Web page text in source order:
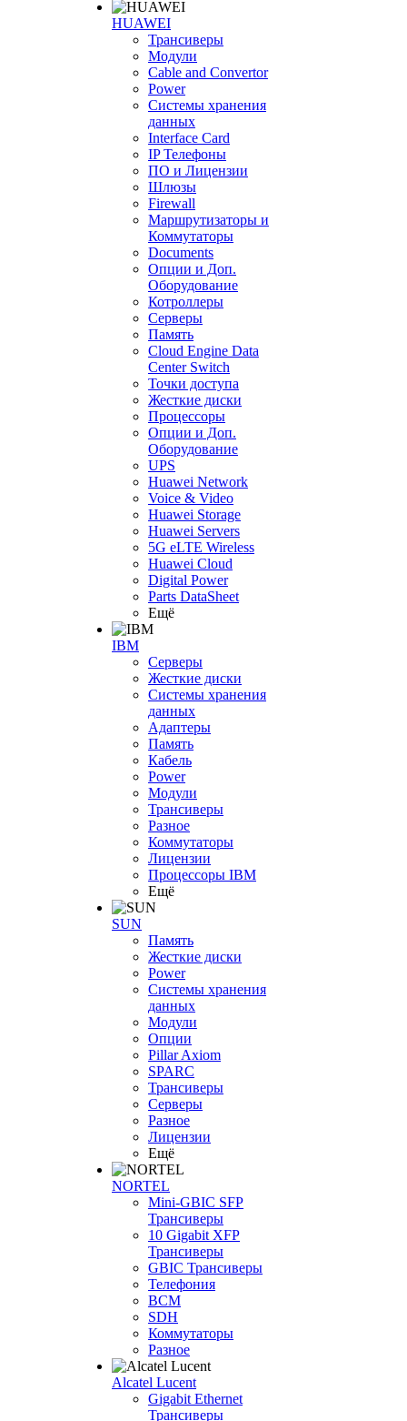
HUAWEI
Трансиверы
Модули
Cable and Convertor
Power
Системы хранения
данных
Interface Card
IP Телефоны
ПО и Лицензии
Шлюзы
Firewall
Маршрутизаторы и
Коммутаторы
Documents
Опции и Доп.
Оборудование
Котроллеры
Серверы
Память
Cloud Engine Data
Center Switch
Точки доступа
Жесткие диски
Процессоры
Опции и Доп.
Оборудование
UPS
Huawei Network
Voice & Video
Huawei Storage
Huawei Servers
5G eLTE Wireless
Huawei Cloud
Digital Power
Parts DataSheet
Ещё
IBM
Серверы
Жесткие диски
Системы хранения
данных
Адаптеры
Память
Кабель
Power
Модули
Трансиверы
Разное
Коммутаторы
Лицензии
Процессоры IBM
Ещё
SUN
Память
Жесткие диски
Power
Системы хранения
данных
Модули
Опции
Pillar Axiom
SPARC
Трансиверы
Серверы
Разное
Лицензии
Ещё
NORTEL
Mini-GBIC SFP
Трансиверы
10 Gigabit XFP
Трансиверы
GBIC Трансиверы
Телефония
BCM
SDH
Коммутаторы
Разное
Alcatel Lucent
Gigabit Ethernet
Трансиверы